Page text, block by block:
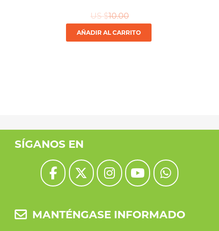
US $10.00
AÑADIR AL CARRITO
SÍGANOS EN
MANTÉNGASE INFORMADO